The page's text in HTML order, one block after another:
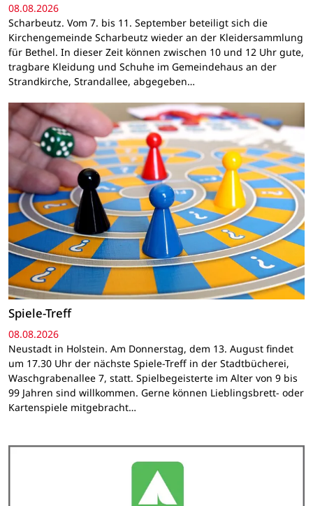
08.08.2026
Scharbeutz. Vom 7. bis 11. September beteiligt sich die
Kirchengemeinde Scharbeutz wieder an der Kleidersammlung
für Bethel. In dieser Zeit können zwischen 10 und 12 Uhr gute,
tragbare Kleidung und Schuhe im Gemeindehaus an der
Strandkirche, Strandallee, abgegeben…
Spiele-Treff
08.08.2026
Neustadt in Holstein. Am Donnerstag, dem 13. August findet
um 17.30 Uhr der nächste Spiele-Treff in der Stadtbücherei,
Waschgrabenallee 7, statt. Spielbegeisterte im Alter von 9 bis
99 Jahren sind willkommen. Gerne können Lieblingsbrett- oder
Kartenspiele mitgebracht…